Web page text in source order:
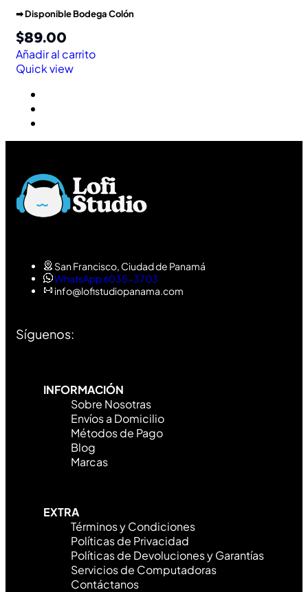
➡︎ Disponible Bodega Colón
$89.00
Añadir al carrito
Quick view
San Francisco, Ciudad de Panamá
WhatsApp 6035-3703
info@lofistudiopanama.com
Síguenos:
INFORMACIÓN
Sobre Nosotras
Envíos a Domicilio
Métodos de Pago
Blog
Marcas
EXTRA
Términos y Condiciones
Políticas de Privacidad
Políticas de Devoluciones y Garantías
Servicios de Computadoras
Contáctanos